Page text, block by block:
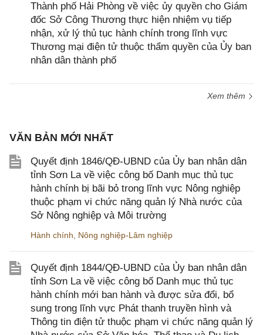
Thành phố Hải Phòng về việc ủy quyền cho Giám
đốc Sở Công Thương thực hiện nhiệm vụ tiếp
nhận, xử lý thủ tục hành chính trong lĩnh vực
Thương mại điện tử thuộc thẩm quyền của Ủy ban
nhân dân thành phố
Xem thêm
VĂN BẢN MỚI NHẤT
Quyết định 1846/QĐ-UBND của Ủy ban nhân dân
tỉnh Sơn La về việc công bố Danh mục thủ tục
hành chính bị bãi bỏ trong lĩnh vực Nông nghiệp
thuộc phạm vi chức năng quản lý Nhà nước của
Sở Nông nghiệp và Môi trường
Hành chính Nông nghiệp-Lâm nghiệp
Quyết định 1844/QĐ-UBND của Ủy ban nhân dân
tỉnh Sơn La về việc công bố Danh mục thủ tục
hành chính mới ban hành và được sửa đổi, bổ
sung trong lĩnh vực Phát thanh truyền hình và
Thông tin điện tử thuộc phạm vi chức năng quản lý